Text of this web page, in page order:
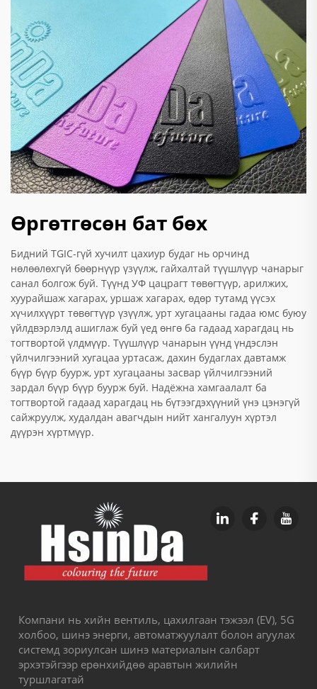
Өргөтгөсөн бат бөх
Бидний TGIC-гүй хучилт цахиур будаг нь орчинд
нөлөөлөхгүй бөөрнүүр үзүүлж, гайхалтай түүшлүүр чанарыг
санал болгож буй. Түүнд УФ цацрагт төвөгтүүр, арилжих,
хуурайшаж хагарах, уршаж хагарах, өдөр тутамд үүсэх
хүчилхүүрт төвөгтүүр үзүүлж, урт хугацааны гадаа юмс буюу
үйлдвэрлэлд ашиглаж буй үед өнгө ба гадаад харагдац нь
тогтвортой үлдмүүр. Түүшлүүр чанарын үүнд үндэслэн
үйлчилгээний хугацаа уртасаж, дахин будаглах давтамж
бүүр бүүр буурж, урт хугацааны засвар үйлчилгээний
зардал бүүр бүүр буурж буй. Надёжна хамгаалалт ба
тогтвортой гадаад харагдац нь бүтээгдэхүүний үнэ цэнэгүй
сайжруулж, худалдан авагчдын нийт хангалуун хүртэл
дүүрэн хүртмүүр.
Компани нь хийн вентиль, цахилгаан тэжээл (EV), 5G
холбоо, шинэ энерги, автоматжуулалт болон агуулах
системд зориулсан шинэ материалын салбарт
эрхэтэйгээр ерөнхийдөө аравтын жилийн
туршлагатай